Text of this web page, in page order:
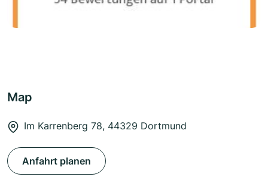
Map
Im Karrenberg 78, 44329 Dortmund
Anfahrt planen